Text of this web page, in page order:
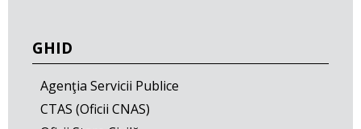
GHID
Agenţia Servicii Publice
CTAS (Oficii CNAS)